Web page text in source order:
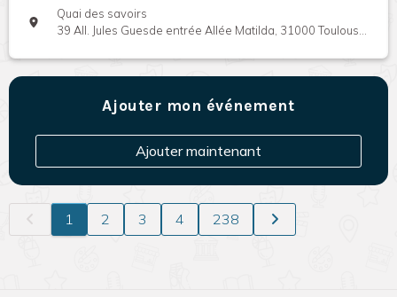
Quai des savoirs
39 All. Jules Guesde entrée Allée Matilda, 31000 Toulouse, France
Ajouter mon événement
Ajouter maintenant
1 2 3 4 238